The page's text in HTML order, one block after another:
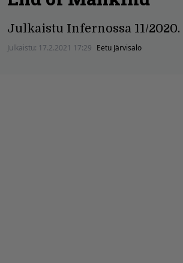
Julkaistu Infernossa 11/2020.
Julkaistu: 17.2.2021 17:29 Eetu Järvisalo